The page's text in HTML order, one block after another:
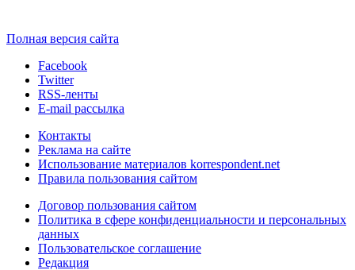
Полная версия сайта
Facebook
Twitter
RSS-ленты
E-mail рассылка
Контакты
Реклама на сайте
Использование материалов korrespondent.net
Правила пользования сайтом
Договор пользования сайтом
Политика в сфере конфиденциальности и персональных
данных
Пользовательское соглашение
Редакция